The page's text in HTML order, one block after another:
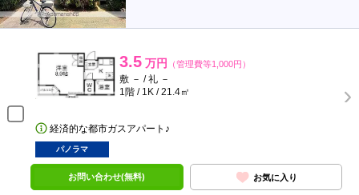
3.5 万円 （管理費等1,000円）
敷 － / 礼 －
1階 / 1K / 21.4㎡
経済的な都市ガスアパート♪
パノラマ
お問い合わせ(無料) お気に入り